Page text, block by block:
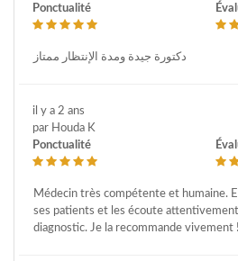
Ponctualité
دكتورة جيدة ومدة الإنتظار ممتاز
il y a 2 ans
par Houda K
Ponctualité
Médecin très compétente et humaine.
ses patients et les écoute
diagnostic. Je la recommande vivement !